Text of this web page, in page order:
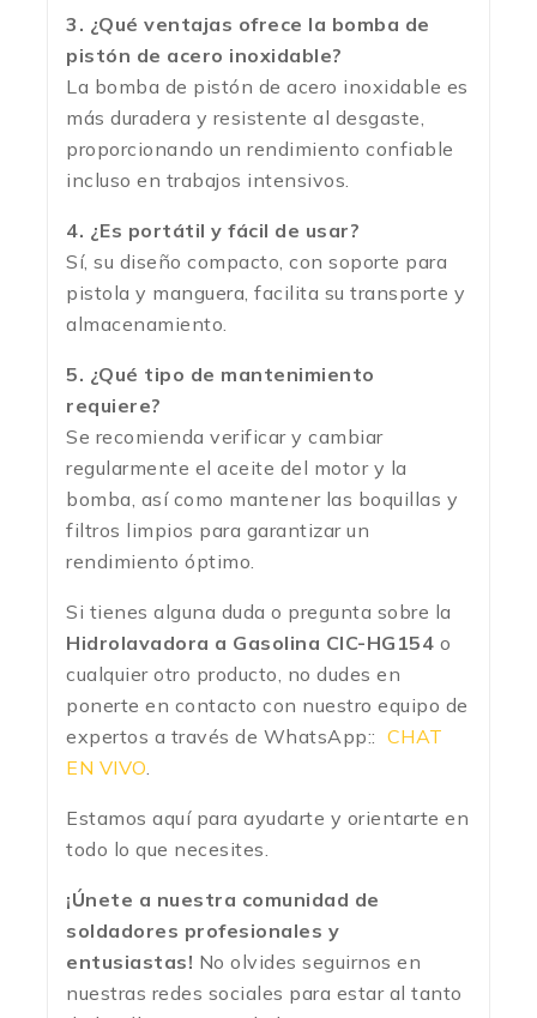
3. ¿Qué ventajas ofrece la bomba de
pistón de acero inoxidable?
La bomba de pistón de acero inoxidable es
más duradera y resistente al desgaste,
proporcionando un rendimiento confiable
incluso en trabajos intensivos.
4. ¿Es portátil y fácil de usar?
Sí, su diseño compacto, con soporte para
pistola y manguera, facilita su transporte y
almacenamiento.
5. ¿Qué tipo de mantenimiento
requiere?
Se recomienda verificar y cambiar
regularmente el aceite del motor y la
bomba, así como mantener las boquillas y
filtros limpios para garantizar un
rendimiento óptimo.
Si tienes alguna duda o pregunta sobre la
Hidrolavadora a Gasolina CIC-HG154 o
cualquier otro producto, no dudes en
ponerte en contacto con nuestro equipo de
expertos a través de WhatsApp:: CHAT
EN VIVO.
Estamos aquí para ayudarte y orientarte en
todo lo que necesites.
¡Únete a nuestra comunidad de
soldadores profesionales y
entusiastas! No olvides seguirnos en
nuestras redes sociales para estar al tanto